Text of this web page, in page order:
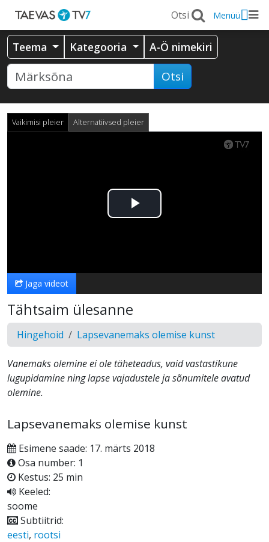
Menüü
Teema Kategooria A-Ö nimekiri
Otsi
Vaikimisi pleier Alternatiivsed pleier
Esita
Jaga videot
Tähtsaim ülesanne
Hingehoid Lapsevanemaks olemise kunst
Vanemaks olemine ei ole täheteadus, vaid vastastikune
lugupidamine ning lapse vajadustele ja sõnumitele avatud
olemine.
Lapsevanemaks olemise kunst
Esimene saade: 17. märts 2018
Osa number: 1
Kestus: 25 min
Keeled:
soome
Subtiitrid:
eesti, rootsi